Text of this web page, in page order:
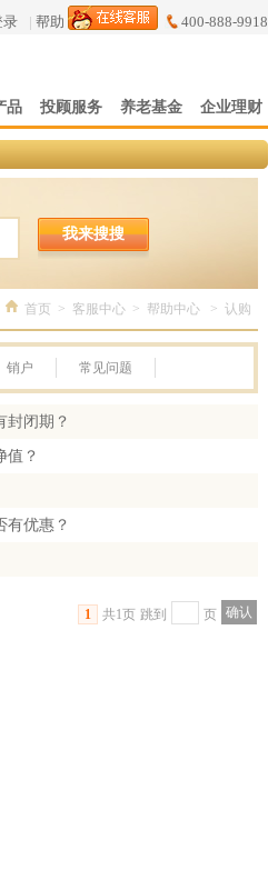
录 | 帮助 400-888-9918
品 投顾服务 养老基金 企业理财
我来搜搜
首页 > 客服中心 > 帮助中心 > 认购
销户 常见问题
封闭期？
值？
有优惠？
1 共1页 跳到 页